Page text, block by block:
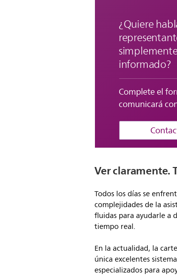
¿Quiere
informado?
Complete el
comunicará
Ver claramente.
Todos los días se
complejidades de la
fluidas para ayudarle a
tiempo real.
En la actualidad, la
única excelentes
especializados para